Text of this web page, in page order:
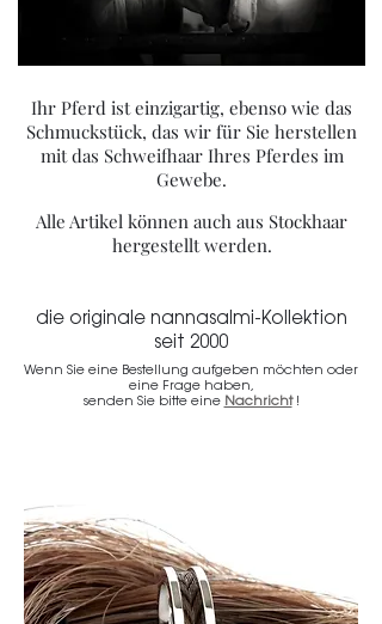
Ihr Pferd ist einzigartig, ebenso wie das
Schmuckstück, das wir für Sie herstellen
mit das Schweifhaar Ihres Pferdes im
Gewebe.
Alle Artikel können auch aus Stockhaar
hergestellt werden.
die originale nannasalmi-Kollektion
seit 2000
Wenn Sie eine Bestellung aufgeben möchten oder
eine Frage haben,
senden Sie bitte eine Nachricht!